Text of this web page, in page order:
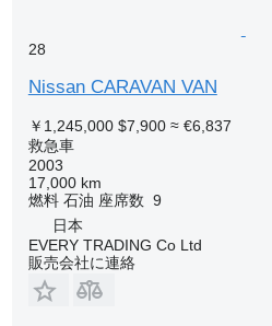
28
Nissan CARAVAN VAN
￥1,245,000 $7,900 ≈ €6,837
救急車
2003
17,000 km
燃料 石油 座席数 9
日本
EVERY TRADING Co Ltd
販売会社に連絡